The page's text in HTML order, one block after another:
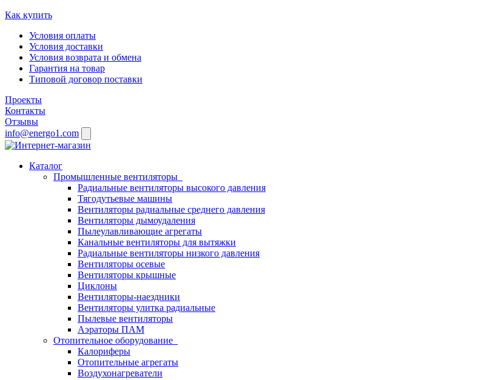
Как купить
Условия оплаты
Условия доставки
Условия возврата и обмена
Гарантия на товар
Типовой договор поставки
Проекты
Контакты
Отзывы
info@energo1.com
Каталог
Промышленные вентиляторы
Радиальные вентиляторы высокого давления
Тягодутьевые машины
Вентиляторы радиальные среднего давления
Вентиляторы дымоудаления
Пылеулавливающие агрегаты
Канальные вентиляторы для вытяжки
Радиальные вентиляторы низкого давления
Вентиляторы осевые
Вентиляторы крышные
Циклоны
Вентиляторы-наездники
Вентиляторы улитка радиальные
Пылевые вентиляторы
Аэраторы ПАМ
Отопительное оборудование
Калориферы
Отопительные агрегаты
Воздухонагреватели